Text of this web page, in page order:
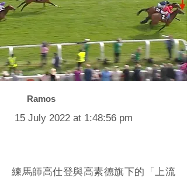
Ramos
15 July 2022 at 1:48:56 pm
練馬師高仕登與高素德旗下的「上流